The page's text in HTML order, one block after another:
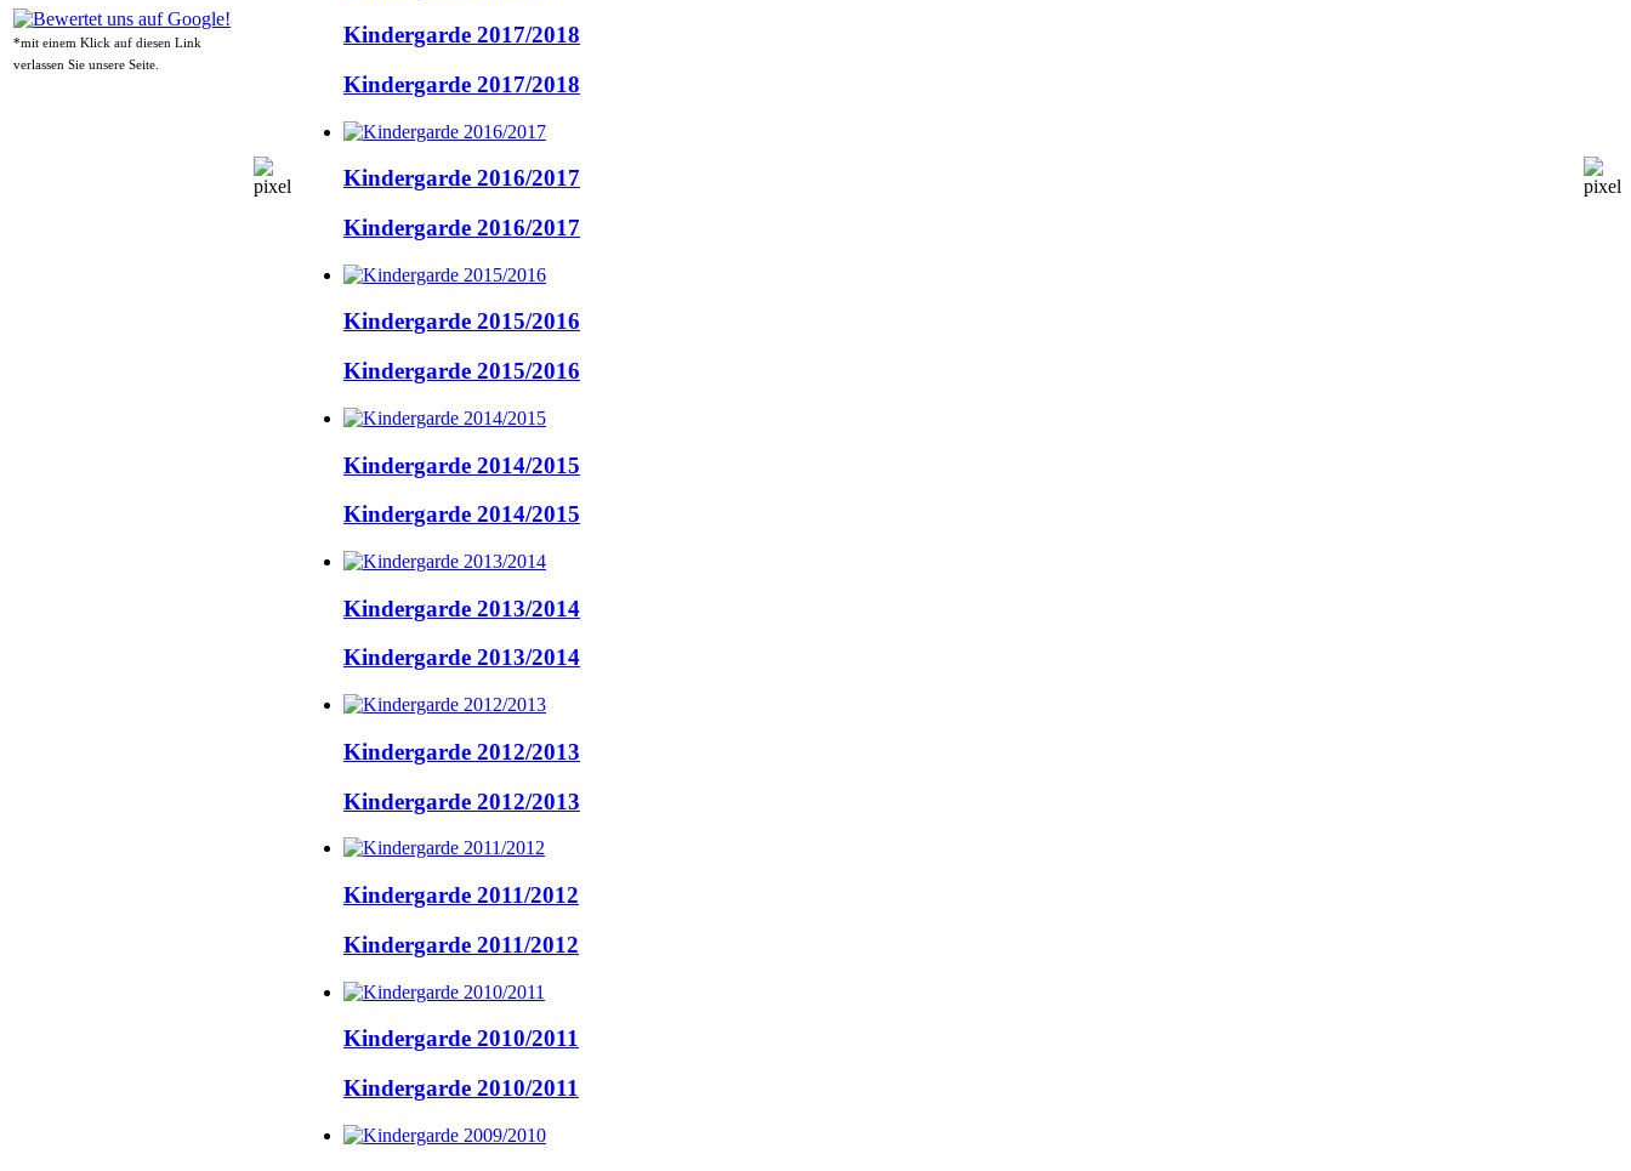
*mit einem Klick auf diesen Link
verlassen Sie unsere Seite.
Kindergarde 2017/2018
Kindergarde 2017/2018
Kindergarde 2016/2017
Kindergarde 2016/2017
Kindergarde 2015/2016
Kindergarde 2015/2016
Kindergarde 2014/2015
Kindergarde 2014/2015
Kindergarde 2013/2014
Kindergarde 2013/2014
Kindergarde 2012/2013
Kindergarde 2012/2013
Kindergarde 2011/2012
Kindergarde 2011/2012
Kindergarde 2010/2011
Kindergarde 2010/2011